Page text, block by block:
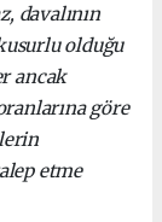
davalının
olduğu
ancak
göre
etme